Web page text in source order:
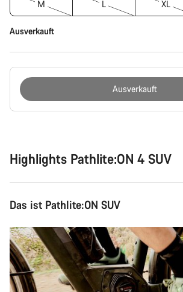
M L XL
Ausverkauft
Ausverkauft
Highlights Pathlite:ON 4 SUV
Das ist Pathlite:ON SUV